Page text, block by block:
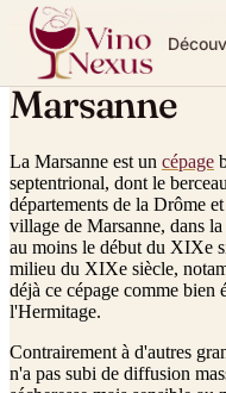
ENCYCLOPÉDIE ·
Marsanne
La Marsanne est un cépage
septentrional, dont le
départements de la Drôme
village de Marsanne, dans
au moins le début du XIXe
milieu du XIXe siècle,
déjà ce cépage comme bien
l'Hermitage.
Contrairement à d'autres
n'a pas subi de diffusion